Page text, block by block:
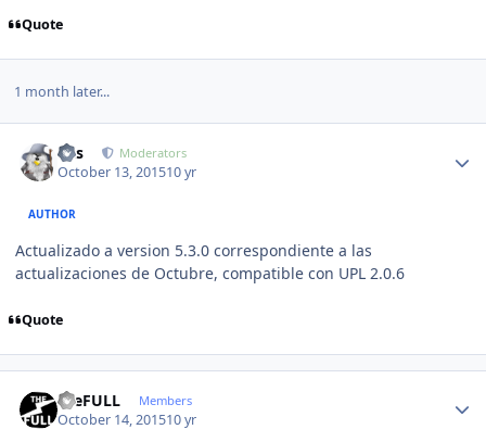
Quote
1 month later...
luis Moderators
October 13, 201510 yr
AUTHOR
Actualizado a version 5.3.0 correspondiente a las
actualizaciones de Octubre, compatible con UPL 2.0.6
Quote
theFULL Members
October 14, 201510 yr